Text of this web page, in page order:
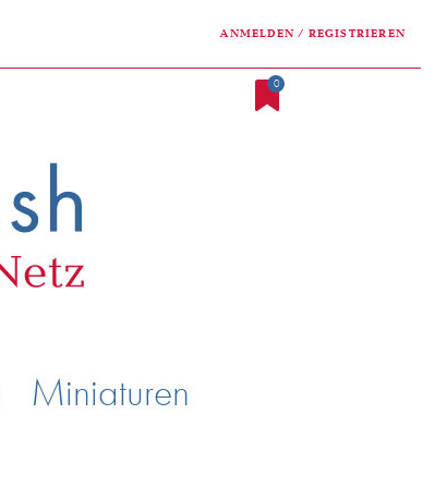
ANMELDEN / REGISTRIEREN
0
Miniaturen